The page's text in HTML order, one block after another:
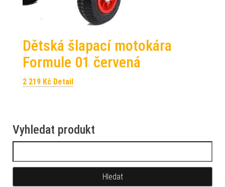
Dětská šlapací motokára
Formule 01 červená
2 219 Kč Detail
Vyhledat produkt